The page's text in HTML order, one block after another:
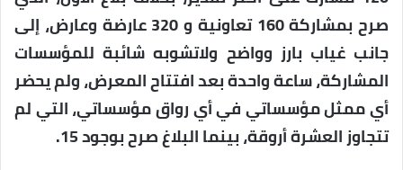
صرح بمشاركة 160 تعاونية و 320 عارضة وعارض، إلى
جانب غياب بارز وواضح ولاتشوبه شائبة للمؤسسات
المشاركة، ساعة واحدة بعد افتتاح المعرض، ولم يحضر
أي ممثل مؤسساتي في أي رواق مؤسساتي، التي لم
تتجاوز العشرة أروقة، بينما البلاغ صرح بوجود 15.